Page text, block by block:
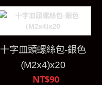
十字皿頭螺絲包-銀色
(M2x4)x20
NT$90